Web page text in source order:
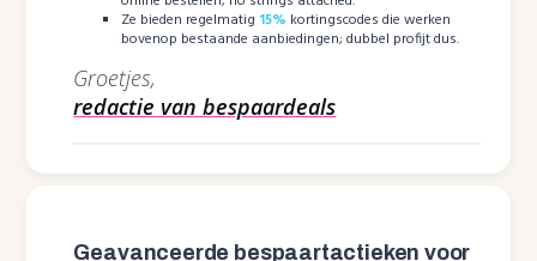
Ze bieden regelmatig 15% kortingscodes die werken
bovenop bestaande aanbiedingen; dubbel profijt dus.
Groetjes,
redactie van bespaardeals
Geavanceerde bespaartactieken voor